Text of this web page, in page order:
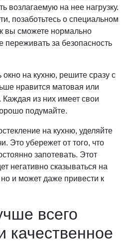
возлагаемую на нее нагрузку.
позаботьтесь о специальном
вы сможете нормально
переживать за безопасность
окно на кухню, решите сразу с
нравится матовая или
Каждая из них имеет свои
подумайте.
на кухню, уделяйте
Это убережет от того, что
запотевать. Этот
негативно сказываться на
и может даже привести к
всего
качественное